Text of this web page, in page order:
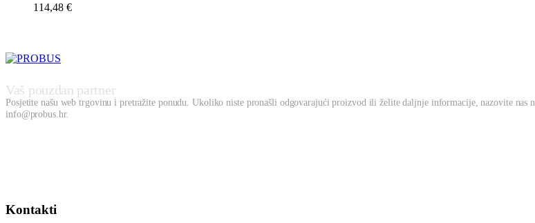
114,48 €
Vaš pouzdan partner
Posjetite našu web trgovinu i pretražite ponudu. Ukoliko niste pronašli odgovarajući proizvod ili želite daljnje informacije, nazovite nas
info@probus.hr.
Kontakti